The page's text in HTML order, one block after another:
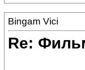
Bingam Vici
Re: